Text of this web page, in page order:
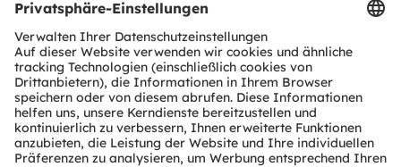
Produkt Selektor
Download Center
Tools
Kundenanfragen
Technischer Support
Partner Netzwerk
Whistleblowing